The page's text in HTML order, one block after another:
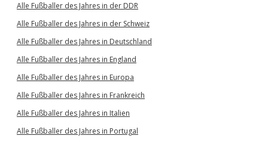
Alle Fußballer des Jahres in der DDR
Alle Fußballer des Jahres in der Schweiz
Alle Fußballer des Jahres in Deutschland
Alle Fußballer des Jahres in England
Alle Fußballer des Jahres in Europa
Alle Fußballer des Jahres in Frankreich
Alle Fußballer des Jahres in Italien
Alle Fußballer des Jahres in Portugal